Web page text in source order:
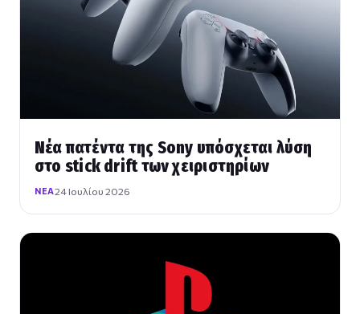
Νέα πατέντα της Sony υπόσχεται λύση
στο stick drift των χειριστηρίων
ΝΈΑ24 Ιουλίου 2026